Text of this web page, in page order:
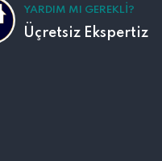
YARDIM MI GEREKLI?
Üçretsiz Ekspertiz